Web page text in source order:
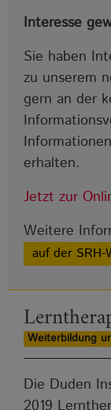
Interesse
Sie haben
zu unserem
gern an der
erhalten.
Jetzt zur
Weitere
auf der SRH-
Weiterbildung
Die Duden
2019